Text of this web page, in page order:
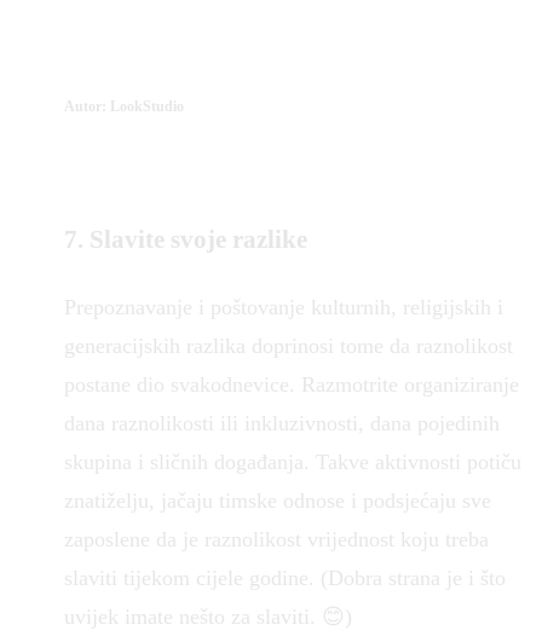
Autor: LookStudio
7. Slavite svoje razlike
Prepoznavanje i poštovanje kulturnih, religijskih i
generacijskih razlika doprinosi tome da raznolikost
postane dio svakodnevice. Razmotrite organiziranje
dana raznolikosti ili inkluzivnosti, dana pojedinih
skupina i sličnih događanja. Takve aktivnosti potiču
znatiželju, jačaju timske odnose i podsjećaju sve
zaposlene da je raznolikost vrijednost koju treba
slaviti tijekom cijele godine. (Dobra strana je i što
uvijek imate nešto za slaviti. 😊)